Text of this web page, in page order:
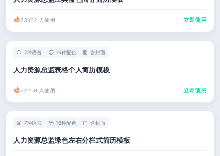
23862 人使用 立即使用
7种语言 16种配色 含封面
人力资源总监表格个人简历模板
22209 人使用 立即使用
7种语言 16种配色 含封面
人力资源总监绿色左右分栏式简历模板